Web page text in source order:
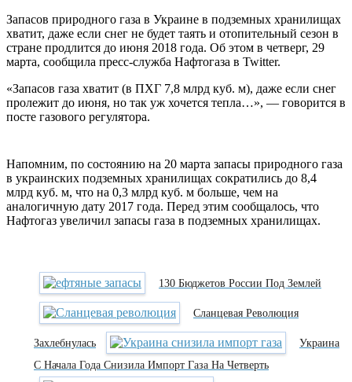
Запасов природного газа в Украине в подземных хранилищах
хватит, даже если снег не будет таять и отопительный сезон в
стране продлится до июня 2018 года. Об этом в четверг, 29
марта, сообщила пресс-служба Нафтогаза в Twitter.
«Запасов газа хватит (в ПХГ 7,8 млрд куб. м), даже если снег
пролежит до июня, но так уж хочется тепла…», — говорится в
посте газового регулятора.
Напомним, по состоянию на 20 марта запасы природного газа
в украинских подземных хранилищах сократились до 8,4
млрд куб. м, что на 0,3 млрд куб. м больше, чем на
аналогичную дату 2017 года. Перед этим сообщалось, что
Нафтогаз увеличил запасы газа в подземных хранилищах.
130 Бюджетов России Под Землей
Сланцевая Революция
Захлебнулась
Украина
С Начала Года Снизила Импорт Газа На Четверть